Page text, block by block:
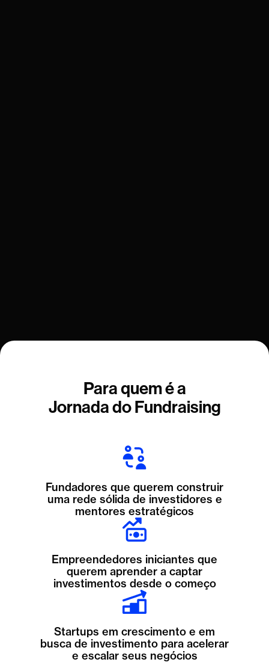
Para quem é a
Jornada do Fundraising
Fundadores que querem construir
uma rede sólida de investidores e
mentores estratégicos
Empreendedores iniciantes que
querem aprender a captar
investimentos desde o começo
Startups em crescimento e em
busca de investimento para acelerar
e escalar seus negócios